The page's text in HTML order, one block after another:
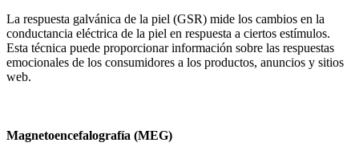
La respuesta galvánica de la piel (GSR) mide los cambios en la
conductancia eléctrica de la piel en respuesta a ciertos estímulos.
Esta técnica puede proporcionar información sobre las respuestas
emocionales de los consumidores a los productos, anuncios y sitios
web.
Magnetoencefalografía (MEG)